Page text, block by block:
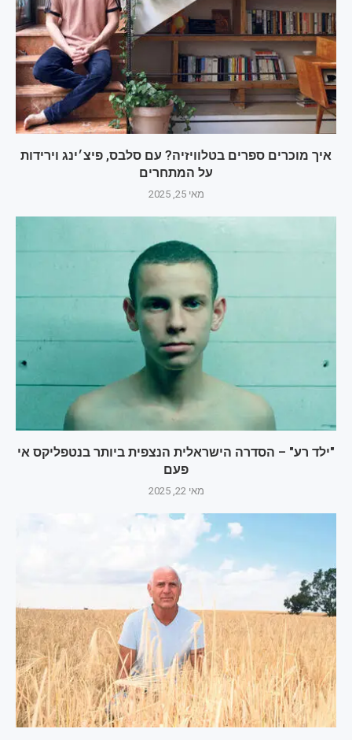
איך מוכרים ספרים בטלוויזיה? עם סלבס, פיצ׳ינג וירידות
על המתחרים
מאי 25, 2025
"ילד רע" – הסדרה הישראלית הנצפית ביותר בנטפליקס אי
פעם
מאי 22, 2025